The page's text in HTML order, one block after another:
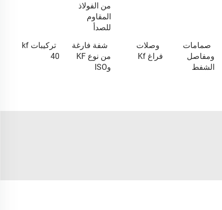
من الفولاذ
المقاوم
للصدأ
صمامات
ومفاصل
الشفط
وصلات
فراغ Kf
شفة فارغة
من نوع KF
وISO
تركيبات kf
40